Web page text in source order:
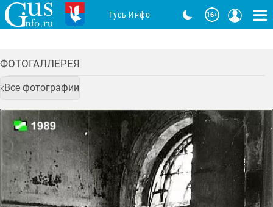
ФОТОГАЛЛЕРЕЯ
Все фотографии
Гусь-Инфо